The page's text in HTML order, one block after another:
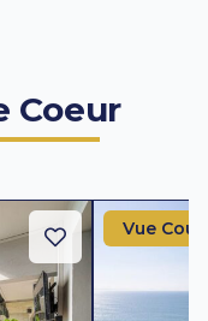
Coeur
Vue